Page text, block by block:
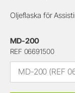
Oljeflaska för
MD-200
REF 06691500
MD-200 (REF